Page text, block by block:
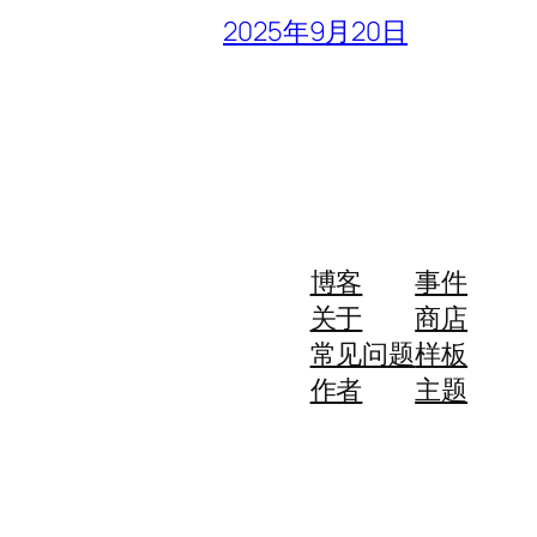
2025年9月20日
博客
关于
常见问题
作者
事件
商店
样板
主题